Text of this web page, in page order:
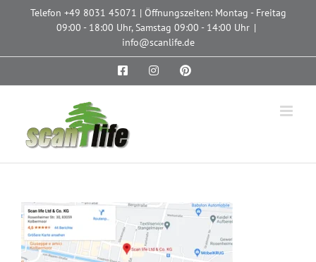
Telefon +49 8031 45071 | Öffnungszeiten: Montag - Freitag
09:00 - 18:00 Uhr, Samstag 09:00 - 14:00 Uhr |
info@scanlife.de
FacebookInstagramPinterest